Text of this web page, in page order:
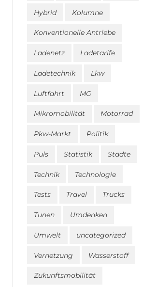
Hybrid Kolumne
Konventionelle Antriebe
Ladenetz Ladetarife
Ladetechnik Lkw
Luftfahrt MG
Mikromobilität Motorrad
Pkw-Markt Politik
Puls Statistik Städte
Technik Technologie
Tests Travel Trucks
Tunen Umdenken
Umwelt uncategorized
Vernetzung Wasserstoff
Zukunftsmobilität